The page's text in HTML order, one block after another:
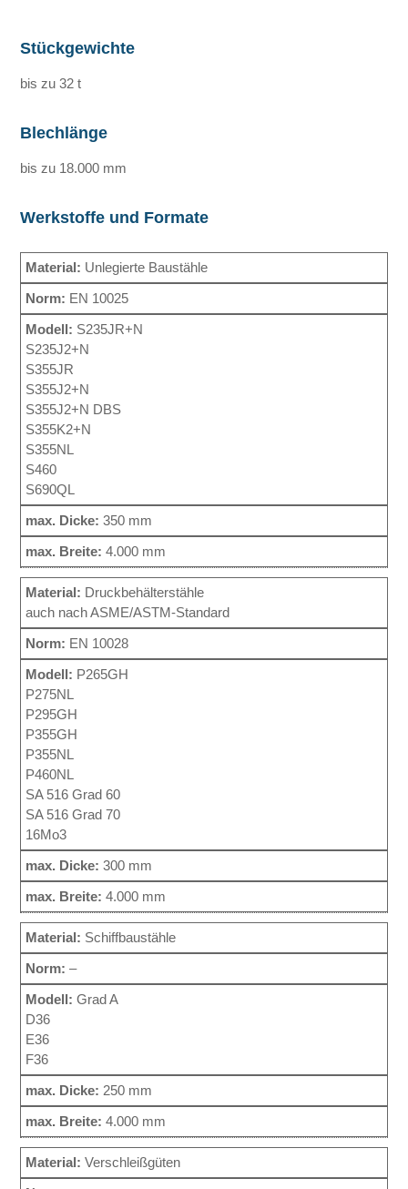
Stückgewichte
bis zu 32 t
Blechlänge
bis zu 18.000 mm
Werkstoffe und Formate
Unlegierte Baustähle
EN 10025
S235JR+N
S235J2+N
S355JR
S355J2+N
S355J2+N DBS
S355K2+N
S355NL
S460
S690QL
350 mm
4.000 mm
Druckbehälterstähle
auch nach ASME/ASTM-Standard
EN 10028
P265GH
P275NL
P295GH
P355GH
P355NL
P460NL
SA 516 Grad 60
SA 516 Grad 70
16Mo3
300 mm
4.000 mm
Schiffbaustähle
–
Grad A
D36
E36
F36
250 mm
4.000 mm
Verschleißgüten